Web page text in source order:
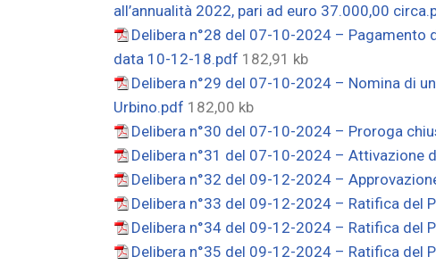
all’annualità 2022, pari ad euro 37.000,00
Delibera n°28 del 07-10-2024 –
data 10-12-18.pdf 182,91 kb
Delibera n°29 del 07-10-2024 – Nomina di
Urbino.pdf 182,00 kb
Delibera n°30 del 07-10-2024 – Proroga
Delibera n°31 del 07-10-2024 – Attivazione
Delibera n°32 del 09-12-2024 –
Delibera n°33 del 09-12-2024 – Ratifica del
Delibera n°34 del 09-12-2024 – Ratifica del
Delibera n°35 del 09-12-2024 – Ratifica del